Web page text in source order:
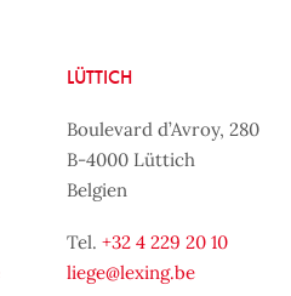
LÜTTICH
Boulevard d’Avroy, 280
B-4000 Lüttich
Belgien
Tel. +32 4 229 20 10
liege@lexing.be